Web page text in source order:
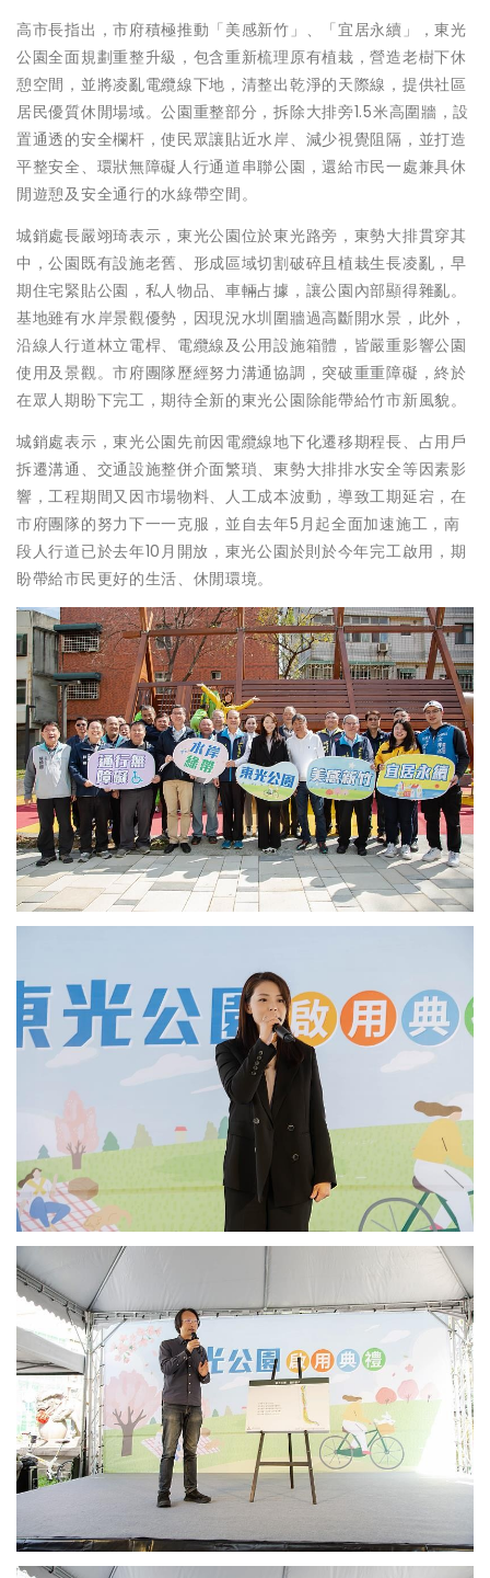
高市長指出，市府積極推動「美感新竹」、「宜居永續」，東光
公園全面規劃重整升級，包含重新梳理原有植栽，營造老樹下休
憩空間，並將凌亂電纜線下地，清整出乾淨的天際線，提供社區
居民優質休閒場域。公園重整部分，拆除大排旁1.5米高圍牆，設
置通透的安全欄杆，使民眾讓貼近水岸、減少視覺阻隔，並打造
平整安全、環狀無障礙人行通道串聯公園，還給市民一處兼具休
閒遊憩及安全通行的水綠帶空間。
城銷處長嚴翊琦表示，東光公園位於東光路旁，東勢大排貫穿其
中，公園既有設施老舊、形成區域切割破碎且植栽生長凌亂，早
期住宅緊貼公園，私人物品、車輛占據，讓公園內部顯得雜亂。
基地雖有水岸景觀優勢，因現況水圳圍牆過高斷開水景，此外，
沿線人行道林立電桿、電纜線及公用設施箱體，皆嚴重影響公園
使用及景觀。市府團隊歷經努力溝通協調，突破重重障礙，終於
在眾人期盼下完工，期待全新的東光公園除能帶給竹市新風貌。
城銷處表示，東光公園先前因電纜線地下化遷移期程長、占用戶
拆遷溝通、交通設施整併介面繁瑣、東勢大排排水安全等因素影
響，工程期間又因市場物料、人工成本波動，導致工期延宕，在
市府團隊的努力下一一克服，並自去年5月起全面加速施工，南
段人行道已於去年10月開放，東光公園於則於今年完工啟用，期
盼帶給市民更好的生活、休閒環境。